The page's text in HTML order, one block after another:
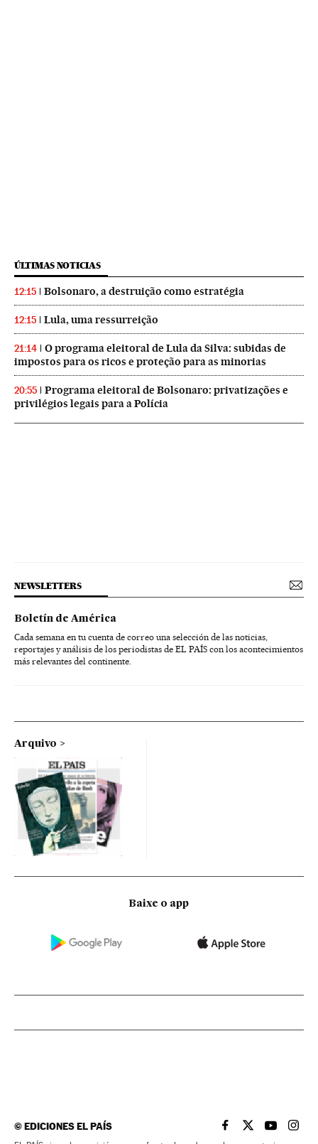
ÚLTIMAS NOTICIAS
12:15 Bolsonaro, a destruição como estratégia
12:15 Lula, uma ressurreição
21:14
O programa eleitoral de Lula da Silva: subidas de
impostos para os ricos e proteção para as minorias
20:55
Programa eleitoral de Bolsonaro: privatizações e
privilégios legais para a Polícia
NEWSLETTERS
Boletín de América
Cada semana en tu cuenta de correo una selección de las noticias,
reportajes y análisis de los periodistas de EL PAÍS con los acontecimientos
más relevantes del continente.
Arquivo
Baixe o app
©EDICIONES EL PAÍS EL PAÍS BRASIL EN
EL PAÍSEL PAÍS
EL